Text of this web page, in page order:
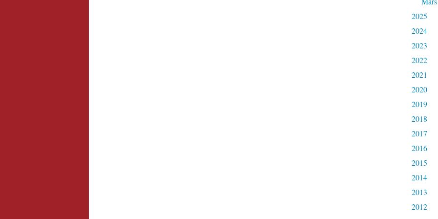
2025
2024
2023
2022
2021
2020
2019
2018
2017
2016
2015
2014
2013
2012